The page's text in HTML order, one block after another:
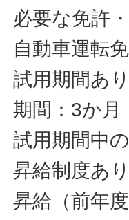
必要な免許
自動車運転
試用期間あり
期間：3か月
試用期間中
昇給制度あり
昇給（前年